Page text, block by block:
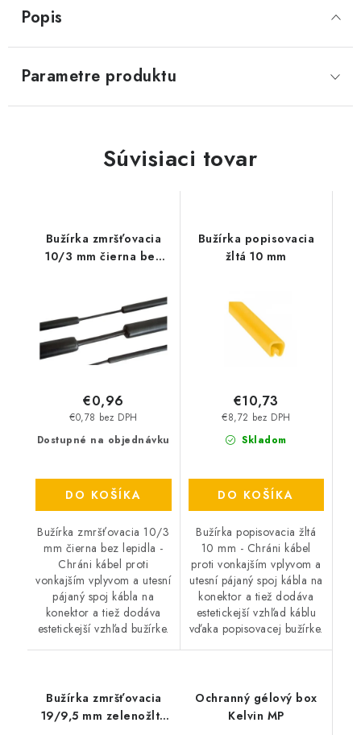
Popis
Parametre produktu
Súvisiaci tovar
Bužírka zmršťovacia
10/3 mm čierna bez
Dostupné na objednávku
€0,78 bez DPH
€0,96
DO KOŠÍKA
Bužírka zmršťovacia 10/3
mm čierna bez lepidla -
Chráni kábel proti
vonkajším vplyvom a utesní
pájaný spoj kábla na
konektor a tiež dodáva
estetickejší vzhľad bužírke.
Bužírka popisovacia
žltá 10 mm
Skladom
€8,72 bez DPH
€10,73
DO KOŠÍKA
Bužírka popisovacia žltá
10 mm - Chráni kábel
proti vonkajším vplyvom a
utesní pájaný spoj kábla na
konektor a tiež dodáva
estetickejší vzhľad káblu
vďaka popisovacej bužírke.
Bužírka zmršťovacia
19/9,5 mm zelenožltá
Ochranný gélový box
Kelvin MP